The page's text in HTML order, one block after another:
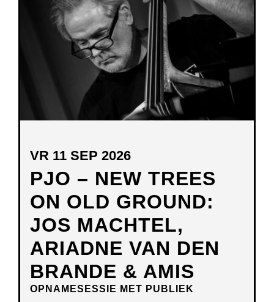
VENSTER
PJO – NEW TREES
ON OLD GROUND:
JOS MACHTEL,
ARIADNE VAN DEN
BRANDE & AMIS
OPNAMESESSIE MET PUBLIEK
VR 11 SEP 2026